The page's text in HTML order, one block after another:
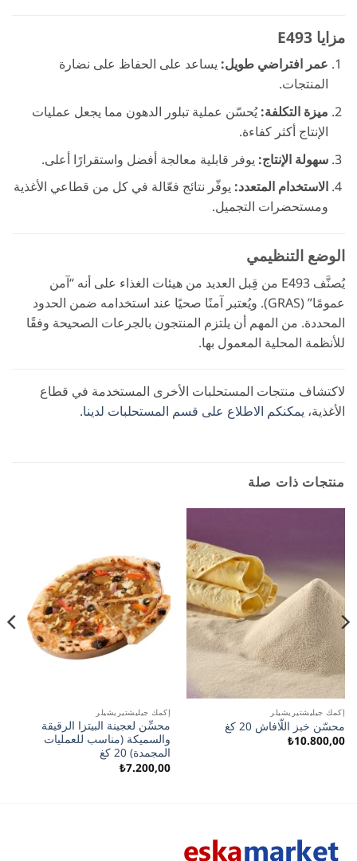
مزايا E493
عمر افتراضي طويل: يساعد على الحفاظ على نضارة
المنتجات.
ميزة التكلفة:يُحسّن عملية تبلور الدهون مما يجعل عمليات
الإنتاج أكثر كفاءة.
سهولة الإنتاج: يوفر قابلية معالجة أفضل واستقرارًا أعلى.
الاستخدام المتعدد: يوفّر نتائج فعّالة في كل من قطاعي الأغذية
ومستحضرات التجميل.
الوضع التنظيمي
يُصنَّف E493 من قِبل العديد من هيئات الغذاء على أنه “آمن
عمومًا” (GRAS). ويُعتبر آمنًا صحيًا عند استخدامه ضمن الحدود
المحددة. من المهم أن يلتزم المنتجون بالجرعات الصحيحة وفقًا
للأنظمة المحلية المعمول بها.
لاكتشاف منتجات المستحلبات الأخرى المستخدمة في قطاع
الأغذية، يمكنكم الاطلاع على قسم المستحلبات لدينا.
منتجات ذات صلة
إكمك جيليشتيريشيلر
محسّن خبز اللّافاش 20 كغ
₺10.800,00
إكمك جيليشتيريشيلر
محسِّن لعجينة البيتزا الرقيقة
والسميكة (مناسب للعمليات
المجمدة) 20 كغ
₺7.200,00